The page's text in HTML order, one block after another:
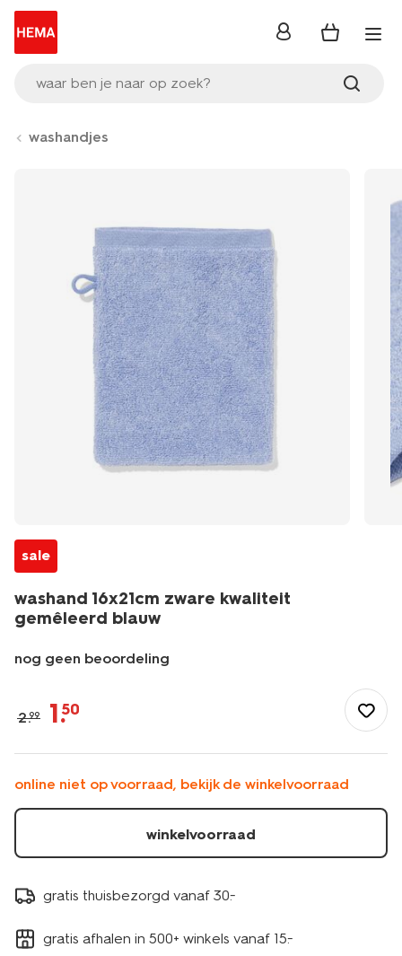
waar ben je naar op zoek?
inloggen
washandjes
sale
washand 16x21cm zware kwaliteit
gemêleerd blauw
nog geen beoordeling
slapen/badkamer/washandjes/washand-
16x21cm-
kwaliteit-
gemeleerd-
5200261.html
2.99 1.50
online niet op voorraad, bekijk de winkelvoorraad
winkelvoorraad
gratis thuisbezorgd vanaf 30.-
gratis afhalen in 500+ winkels vanaf 15.-